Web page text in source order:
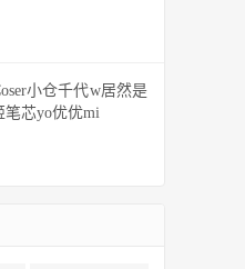
小仓千代w居然是
笔芯yo优优mi